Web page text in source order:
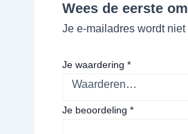
Wees de eerste
Je e-mailadres wordt
Je waardering *
Je beoordeling *